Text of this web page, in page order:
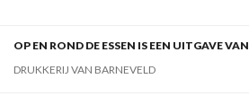
OP EN ROND DE ESSEN IS EEN UITGAVE VAN
DRUKKERIJ VAN BARNEVELD